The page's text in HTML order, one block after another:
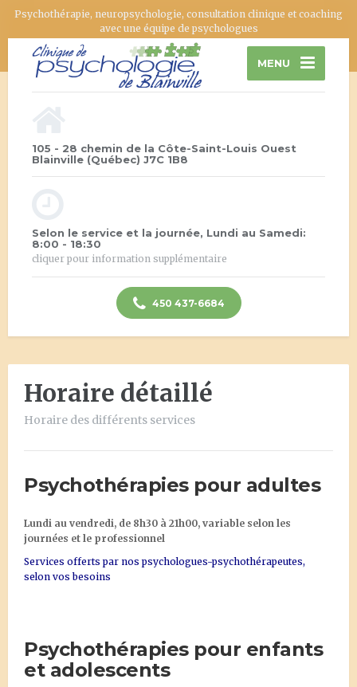
Psychothérapie, neuropsychologie, consultation clinique et coaching
avec une équipe de psychologues
MENU
105 - 28 chemin de la Côte-Saint-Louis Ouest
Blainville (Québec) J7C 1B8
Selon le service et la journée, Lundi au Samedi:
8:00 - 18:30
cliquer pour information supplémentaire
450 437-6684
Horaire détaillé
Horaire des différents services
Psychothérapies pour adultes
Lundi au vendredi, de 8h30 à 21h00, variable selon les
journées et le professionnel
Services offerts par nos psychologues-psychothérapeutes,
selon vos besoins
Psychothérapies pour enfants
et adolescents